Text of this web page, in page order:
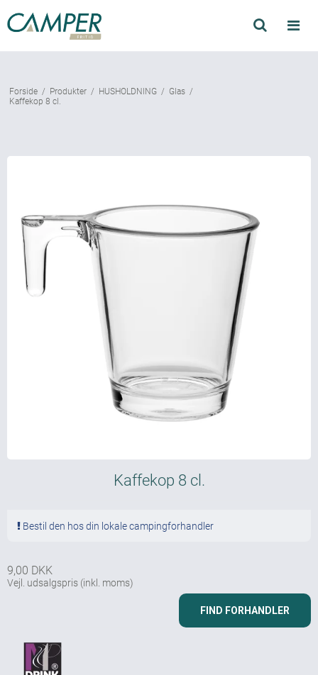
Find forhandler
Kataloger
Forside / Produkter / HUSHOLDNING / Glas /
Kaffekop 8 cl.
Kaffekop 8 cl.
Bestil den hos din lokale campingforhandler
9,00 DKK
Vejl. udsalgspris (inkl. moms)
FIND FORHANDLER